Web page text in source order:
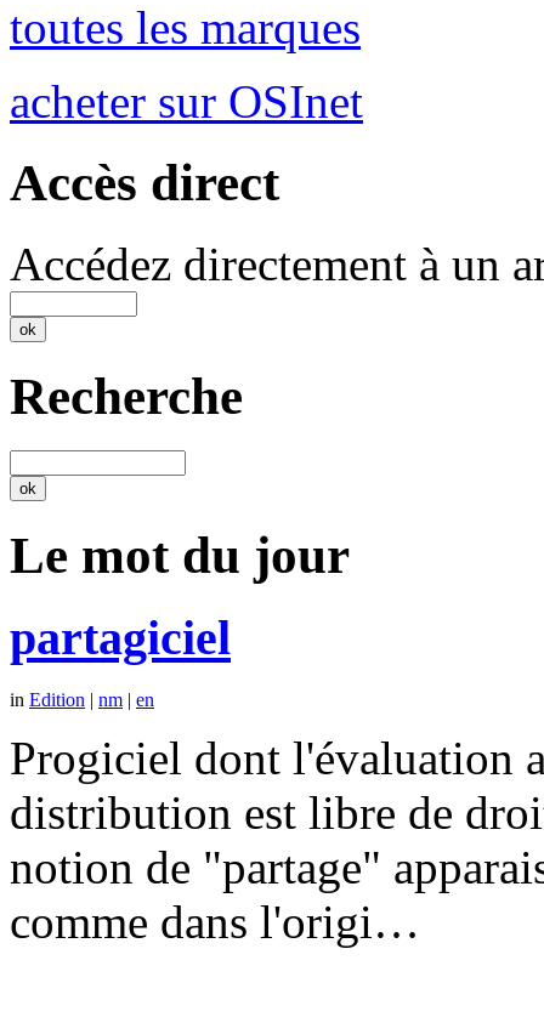
toutes les marques
acheter sur OSInet
Accès direct
Accédez directement à un
Recherche
Le mot du jour
partagiciel
in Edition | nm | en
Progiciel dont l'évaluation
distribution est libre de
notion de "partage"
comme dans l'origi…